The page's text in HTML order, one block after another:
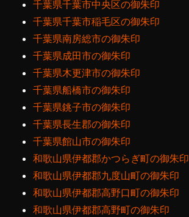
千葉県千葉市中央区の御朱印
千葉県千葉市稲毛区の御朱印
千葉県南房総市の御朱印
千葉県成田市の御朱印
千葉県木更津市の御朱印
千葉県船橋市の御朱印
千葉県銚子市の御朱印
千葉県長生郡の御朱印
千葉県館山市の御朱印
和歌山県伊都郡かつらぎ町の御朱印
和歌山県伊都郡九度山町の御朱印
和歌山県伊都郡高野口町の御朱印
和歌山県伊都郡高野町の御朱印